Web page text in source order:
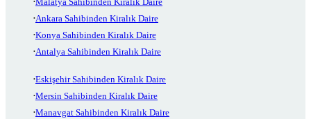
Ankara Sahibinden Kiralık Daire
Konya Sahibinden Kiralık Daire
Antalya Sahibinden Kiralık Daire
Eskişehir Sahibinden Kiralık Daire
Mersin Sahibinden Kiralık Daire
Manavgat Sahibinden Kiralık Daire